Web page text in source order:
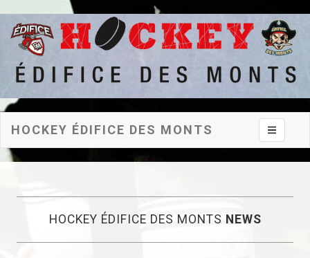
HOCKEY ÉDIFICE DES MONTS Toggle
HOCKEY ÉDIFICE DES MONTS NEWS